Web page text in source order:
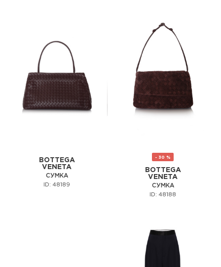
BOTTEGA
VENETA
СУМКА
ID: 48189
- 30 %
BOTTEGA
VENETA
СУМКА
ID: 48188